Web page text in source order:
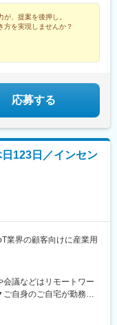
ます）
10-16＜広島支店＞広島
営業所＞山口県周南市
時期未定）＜九州ビル支
ライトビル2F
が、提案を後押し。
方を実現しませんか？
応募する
123日／インセン
業界の顧客向けに産業用
会議などはリモートワー
自身のご自宅が勤務地
採用を強化していま
客訪問時は自宅から直